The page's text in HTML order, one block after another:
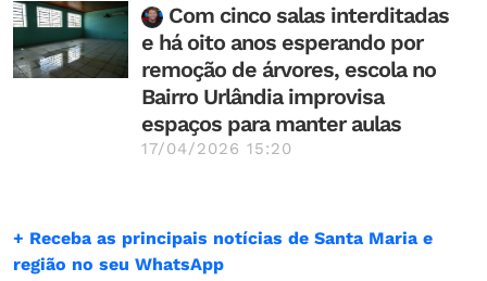
Com cinco salas interditadas
e há oito anos esperando por
remoção de árvores, escola no
Bairro Urlândia improvisa
espaços para manter aulas
17/04/2026 15:20
+ Receba as principais notícias de Santa Maria e
região no seu WhatsApp